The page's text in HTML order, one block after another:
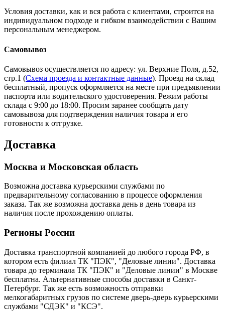
Условия доставки, как и вся работа с клиентами, строится на
индивидуальном подходе и гибком взаимодействии с Вашим
персональным менеджером.
Самовывоз
Самовывоз осуществляется по адресу: ул. Верхние Поля, д.52,
стр.1 (Схема проезда и контактные данные). Проезд на склад
бесплатный, пропуск оформляется на месте при предъявлении
паспорта или водительского удостоверения. Режим работы
склада с 9:00 до 18:00. Просим заранее сообщать дату
самовывоза для подтверждения наличия товара и его
готовности к отгрузке.
Доставка
Москва и Московская область
Возможна доставка курьерскими службами по
предварительному согласованию в процессе оформления
заказа. Так же возможна доставка день в день товара из
наличия после прохождению оплаты.
Регионы России
Доставка транспортной компанией до любого города РФ, в
котором есть филиал ТК "ПЭК", "Деловые линии". Доставка
товара до терминала ТК "ПЭК" и "Деловые линии" в Москве
бесплатна. Альтернативные способы доставки в Санкт-
Петербург. Так же есть возможность отправки
мелкогабаритных грузов по системе дверь-дверь курьерскими
службами "СДЭК" и "КСЭ".